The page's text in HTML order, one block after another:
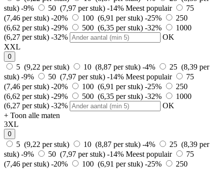
stuk) -9% 50 (7,97 per stuk) -14% Meest populair
75
(7,46 per stuk) -20% 100 (6,91 per stuk) -25%
250
(6,62 per stuk) -29% 500 (6,35 per stuk) -32%
1000
(6,27 per stuk) -32%
OK
XXL
0
5 (9,22 per stuk) 10 (8,87 per stuk) -4%
25 (8,39 per
stuk) -9% 50 (7,97 per stuk) -14% Meest populair
75
(7,46 per stuk) -20% 100 (6,91 per stuk) -25%
250
(6,62 per stuk) -29% 500 (6,35 per stuk) -32%
1000
(6,27 per stuk) -32%
OK
+ Toon alle maten
3XL
0
5 (9,22 per stuk) 10 (8,87 per stuk) -4%
25 (8,39 per
stuk) -9% 50 (7,97 per stuk) -14% Meest populair
75
(7,46 per stuk) -20% 100 (6,91 per stuk) -25%
250